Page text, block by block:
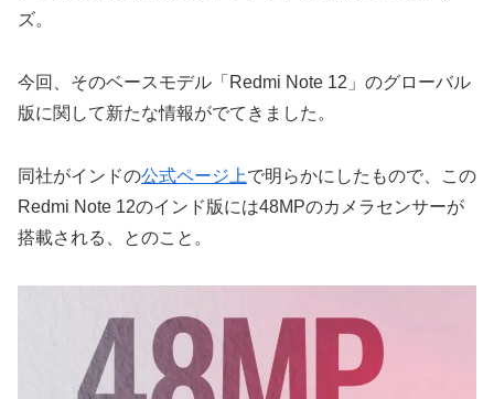
ズ。
今回、そのベースモデル「Redmi Note 12」のグローバル
版に関して新たな情報がでてきました。
同社がインドの公式ページ上で明らかにしたもので、この
Redmi Note 12のインド版には48MPのカメラセンサーが
搭載される、とのこと。